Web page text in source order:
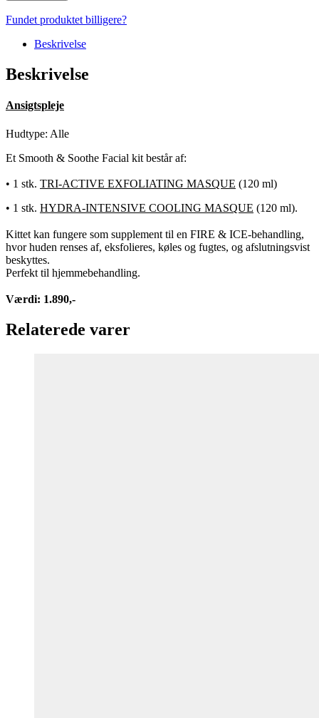
Facial
Kit
antal
Fundet produktet billigere?
Beskrivelse
Beskrivelse
Ansigtspleje
Hudtype: Alle
Et Smooth & Soothe Facial kit består af:
• 1 stk. TRI-ACTIVE EXFOLIATING MASQUE (120 ml)
• 1 stk. HYDRA-INTENSIVE COOLING MASQUE (120 ml).
Kittet kan fungere som supplement til en FIRE & ICE-behandling,
hvor huden renses af, eksfolieres, køles og fugtes, og afslutningsvist
beskyttes.
Perfekt til hjemmebehandling.
Værdi: 1.890,-
Relaterede varer